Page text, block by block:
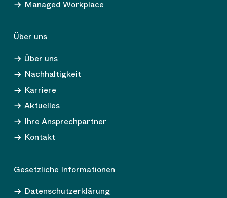
Managed Workplace
Über uns
Über uns
Nachhaltigkeit
Karriere
Aktuelles
Ihre Ansprechpartner
Kontakt
Gesetzliche Informationen
Datenschutzerklärung